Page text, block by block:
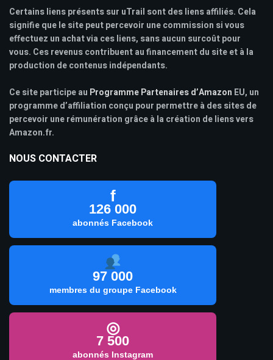
Certains liens présents sur uTrail sont des liens affiliés. Cela
signifie que le site peut percevoir une commission si vous
effectuez un achat via ces liens, sans aucun surcoût pour
vous. Ces revenus contribuent au financement du site et à la
production de contenus indépendants.
Ce site participe au Programme Partenaires d’Amazon EU, un
programme d’affiliation conçu pour permettre à des sites de
percevoir une rémunération grâce à la création de liens vers
Amazon.fr.
NOUS CONTACTER
f
126 000
abonnés Facebook
97 000
membres du groupe Facebook
◎
7 500
abonnés Instagram